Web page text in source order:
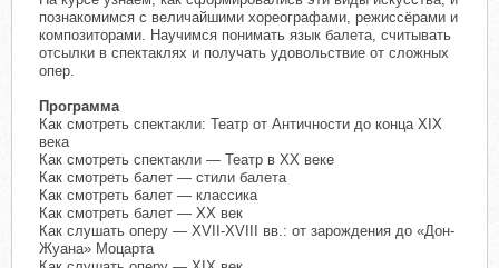
познакомимся с величайшими хореографами, режиссёрами и
композиторами. Научимся понимать язык балета, считывать
отсылки в спектаклях и получать удовольствие от сложных
опер.
Программа
Как смотреть спектакли: Театр от Античности до конца XIX
века
Как смотреть спектакли — Театр в ХХ веке
Как смотреть балет — стили балета
Как смотреть балет — классика
Как смотреть балет — ХХ век
Как слушать оперу — XVII-XVIII вв.: от зарождения до «Дон-
Жуана» Моцарта